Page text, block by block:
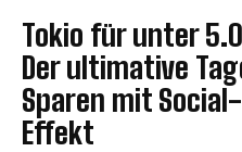
Tokio für unter
Der ultimative
Sparen mit
Effekt